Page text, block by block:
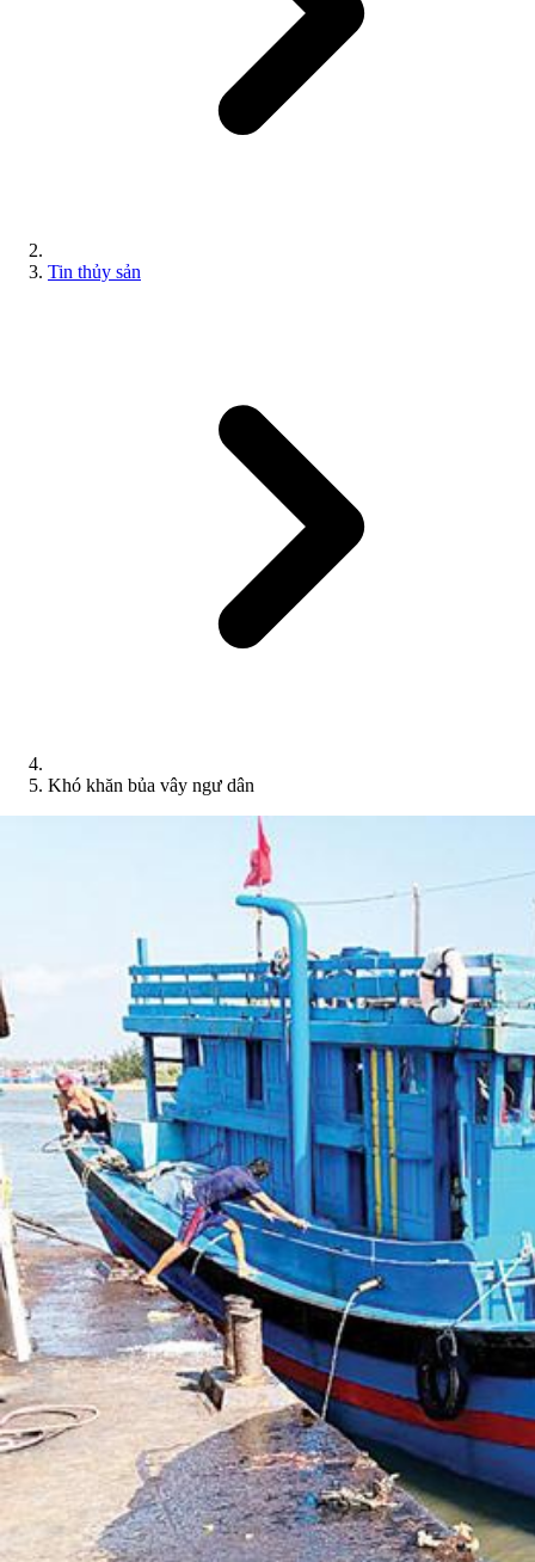
Tin thủy sản
Khó khăn bủa vây ngư dân